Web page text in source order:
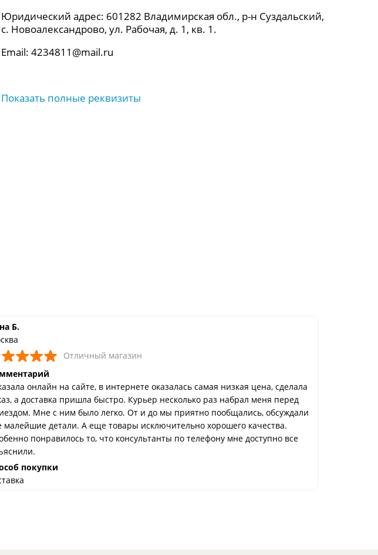
Юридический адрес: 601282 Владимирская обл., р-н Суздальский,
с. Новоалександрово, ул. Рабочая, д. 1, кв. 1.
Email: 4234811@mail.ru
Показать полные реквизиты
Б.
Отличный магазин
онлайн на сайте, в интернете оказалась самая низкая цена, сделала
а доставка пришла быстро. Курьер несколько раз набрал меня перед
Мне с ним было легко. От и до мы приятно пообщались, обсуждали
малейшие детали. А еще товары исключительно хорошего качества.
понравилось то, что консультанты по телефону мне доступно все
покупки